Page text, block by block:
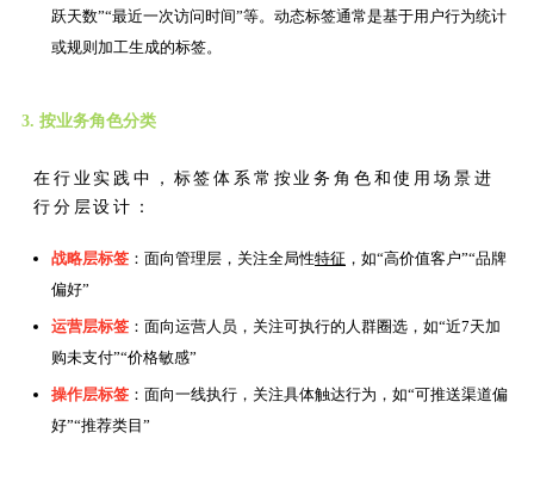
跃天数”“最近一次访问时间”等。动态标签通常是基于用户行为统计
或规则加工生成的标签。
3. 按业务角色分类
在行业实践中，标签体系常按业务角色和使用场景进
行分层设计：
战略层标签 ：面向管理层，关注全局性特征 ，如“高价值客户”“品牌
偏好”
运营层标签 ：面向运营人员，关注可执行的人群圈选，如“近7天加
购未支付”“价格敏感”
操作层标签 ：面向一线执行，关注具体触达行为，如“可推送渠道偏
好”“推荐类目”